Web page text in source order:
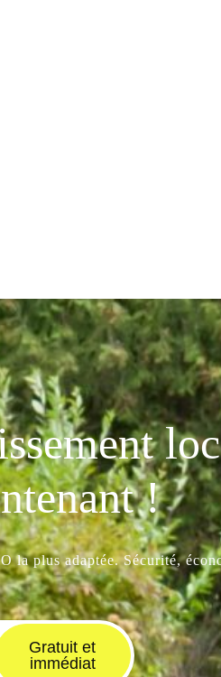
!
la plus adaptée. Sécurité,
Gratuit et
immédiat